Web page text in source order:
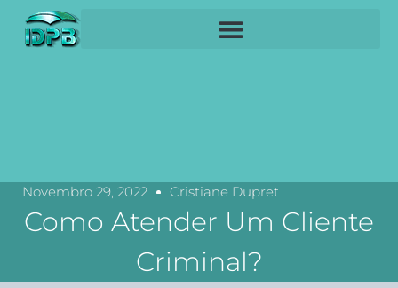
Novembro 29, 2022 Cristiane Dupret
Como Atender Um Cliente
Criminal?